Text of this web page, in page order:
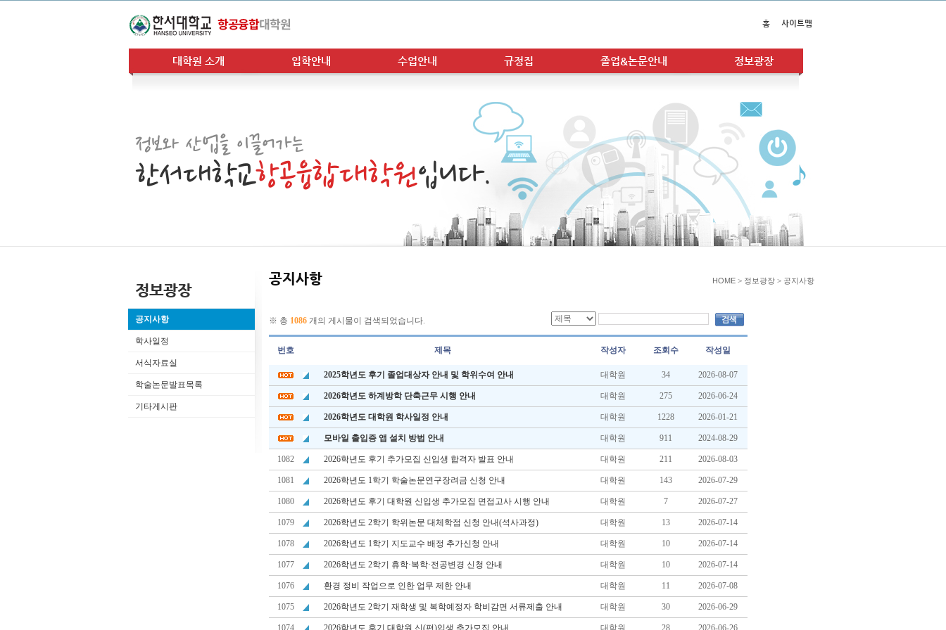
홈 사이트맵
대학원 소개 입학안내 수업안내 규정집 졸업&논문안내 정보광장
정보와 산업을 이끌어가는
한서대학교항공융합대학원입니다.
정보광장
공지사항
학사일정
서식자료실
학술논문발표목록
기타게시판
공지사항 HOME > 정보광장 > 공지사항
※ 총 1086 개의 게시물이 검색되었습니다.
번호 제목 작성자 조회수 작성일
2025학년도 후기 졸업대상자 안내 및 학위수여 안내 대학원 34 2026-08-07
2026학년도 하계방학 단축근무 시행 안내 대학원 275 2026-06-24
2026학년도 대학원 학사일정 안내 대학원 1228 2026-01-21
모바일 출입증 앱 설치 방법 안내 대학원 911 2024-08-29
1082 2026학년도 후기 추가모집 신입생 합격자 발표 안내 대학원 211 2026-08-03
1081 2026학년도 1학기 학술논문연구장려금 신청 안내 대학원 143 2026-07-29
1080 2026학년도 후기 대학원 신입생 추가모집 면접고사 시행 안내 대학원 7 2026-07-27
1079 2026학년도 2학기 학위논문 대체학점 신청 안내(석사과정) 대학원 13 2026-07-14
1078 2026학년도 1학기 지도교수 배정 추가신청 안내 대학원 10 2026-07-14
1077 2026학년도 2학기 휴학·복학·전공변경 신청 안내 대학원 10 2026-07-14
1076 환경 정비 작업으로 인한 업무 제한 안내 대학원 11 2026-07-08
1075 2026학년도 2학기 재학생 및 복학예정자 학비감면 서류제출 안내 대학원 30 2026-06-29
1074 2026학년도 후기 대학원 신(편)입생 추가모집 안내 대학원 28 2026-06-26